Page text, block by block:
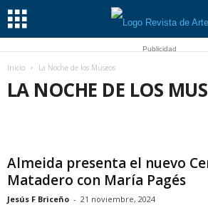
Publicidad
Inicio La Noche de los Museos
LA NOCHE DE LOS
ESCULTURA
FERIAS FOTOGRAFÍA
LA
LA NOCHE EN BLANCO
MODA MÚSICA
SEMANA DE
SEMANA DE LA CIENCIA
TALLERES
Almeida presenta el nuevo
Matadero con María Pagés
Jesús F Briceño - 21 noviembre, 2024